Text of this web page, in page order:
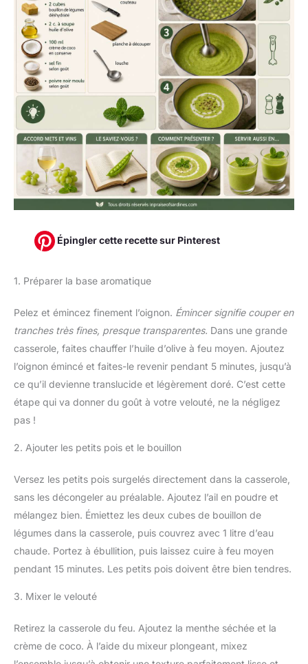
Épingler cette recette sur Pinterest
1. Préparer la base aromatique
Pelez et émincez finement l’oignon. Émincer signifie couper en
tranches très fines, presque transparentes. Dans une grande
casserole, faites chauffer l’huile d’olive à feu moyen. Ajoutez
l’oignon émincé et faites-le revenir pendant 5 minutes, jusqu’à
ce qu’il devienne translucide et légèrement doré. C’est cette
étape qui va donner du goût à votre velouté, ne la négligez
pas !
2. Ajouter les petits pois et le bouillon
Versez les petits pois surgelés directement dans la casserole,
sans les décongeler au préalable. Ajoutez l’ail en poudre et
mélangez bien. Émiettez les deux cubes de bouillon de
légumes dans la casserole, puis couvrez avec 1 litre d’eau
chaude. Portez à ébullition, puis laissez cuire à feu moyen
pendant 15 minutes. Les petits pois doivent être bien tendres.
3. Mixer le velouté
Retirez la casserole du feu. Ajoutez la menthe séchée et la
crème de coco. À l’aide du mixeur plongeant, mixez